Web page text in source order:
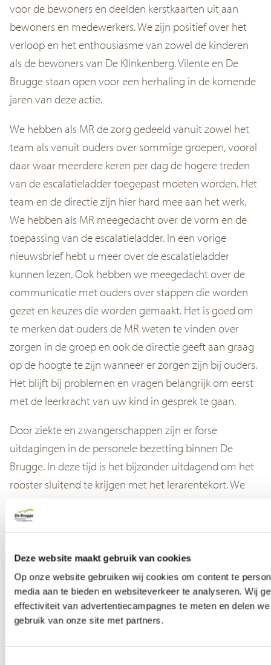
Deze website maakt gebruik van cookies
Op onze website gebruiken wij cookies om content te
media aan te bieden en websiteverkeer te analyseren. Wij
effectiviteit van advertentiecampagnes te meten en delen
gebruik van onze site met partners.
voor de bewoners en deelden kerstkaarten uit aan
bewoners en medewerkers. We zijn positief over het
verloop en het enthousiasme van zowel de kinderen
als de bewoners van De Klinkenberg. Vilente en De
Brugge staan open voor een herhaling in de komende
jaren van deze actie.
We hebben als MR de zorg gedeeld vanuit zowel het
team als vanuit ouders over sommige groepen, vooral
daar waar meerdere keren per dag de hogere treden
van de escalatieladder toegepast moeten worden. Het
team en de directie zijn hier hard mee aan het werk.
We hebben als MR meegedacht over de vorm en de
toepassing van de escalatieladder. In een vorige
nieuwsbrief hebt u meer over de escalatieladder
kunnen lezen. Ook hebben we meegedacht over de
communicatie met ouders over stappen die worden
gezet en keuzes die worden gemaakt. Het is goed om
te merken dat ouders de MR weten te vinden over
zorgen in de groep en ook de directie geeft aan graag
op de hoogte te zijn wanneer er zorgen zijn bij ouders.
Het blijft bij problemen en vragen belangrijk om eerst
met de leerkracht van uw kind in gesprek te gaan.
Door ziekte en zwangerschappen zijn er forse
uitdagingen in de personele bezetting binnen De
Brugge. In deze tijd is het bijzonder uitdagend om het
rooster sluitend te krijgen met het lerarentekort. We
werk zijn en we begrijpen de gemaakte keuzes waarin
Het was een productieve vergadering.
De MR